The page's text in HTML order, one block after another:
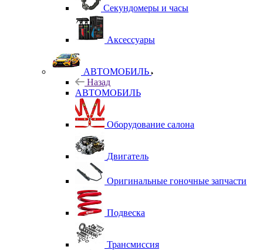
Секундомеры и часы
Аксессуары
АВТОМОБИЛЬ
Назад
АВТОМОБИЛЬ
Оборудование салона
Двигатель
Оригинальные гоночные запчасти
Подвеска
Трансмиссия